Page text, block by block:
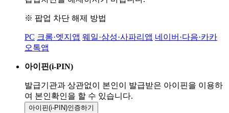
※ 팝업 차단 해제 방법
PC 크롬·엣지앱 웨일·삼성·사파리앱 네이버·다음·카카
오톡앱
아이핀(i-PIN)
발급기관과 상관없이 본인이 발급받은 아이핀을 이용하
여 본인확인을 할 수 있습니다.
아이핀(i-PIN)인증하기